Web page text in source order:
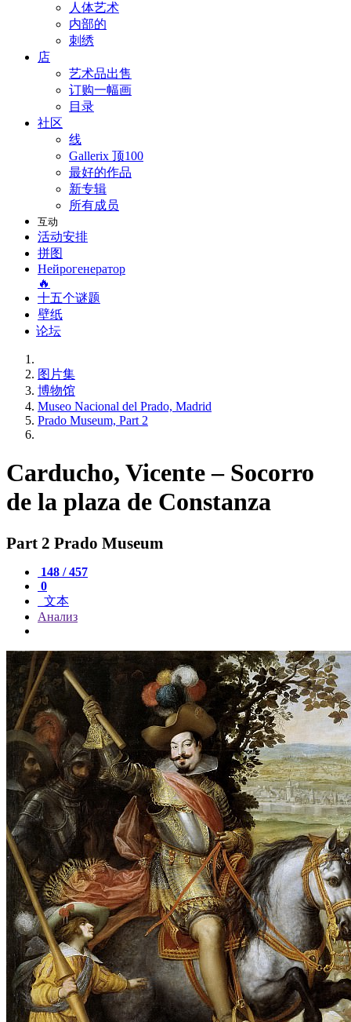
人体艺术
内部的
刺绣
店
艺术品出售
订购一幅画
目录
社区
线
Gallerix 顶100
最好的作品
新专辑
所有成员
互动
活动安排
拼图
Нейрогенератор
🔥
十五个谜题
壁纸
论坛
图片集
博物馆
Museo Nacional del Prado, Madrid
Prado Museum, Part 2
Carducho, Vicente – Socorro
de la plaza de Constanza
Part 2 Prado Museum
148 / 457
0
文本
Анализ